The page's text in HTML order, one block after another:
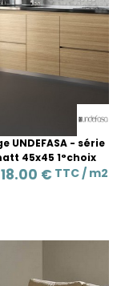
UNDEFASA - série
45x45 1°choix
18.00 € TTC / m2